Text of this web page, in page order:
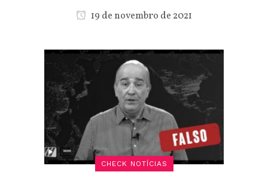
19 de novembro de 2021
CHECK NOTÍCIAS